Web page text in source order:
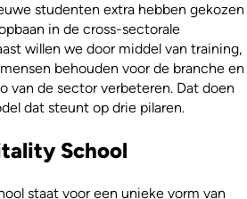
studenten extra hebben gekozen
in de cross-sectorale
willen we door middel van training,
behouden voor de branche en
van de sector verbeteren. Dat doen
dat steunt op drie pilaren.
School
staat voor een unieke vorm van